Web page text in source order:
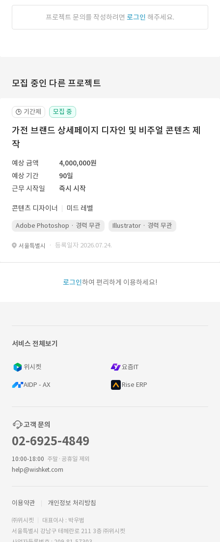
프로젝트 문의를 작성하려면 로그인 해주세요.
모집 중인 다른 프로젝트
🕒 기간제 모집 중
가전 브랜드 상세페이지 디자인 및 비주얼 콘텐츠 제
작
예상 금액
4,000,000원
예상 기간
90일
근무 시작일
즉시 시작
콘텐츠 디자이너 미드 레벨
Adobe Photoshop · 경력 무관 Illustrator · 경력 무관
서울특별시 · 등록일자 2026.07.24.
로그인하여 편리하게 이용하세요!
서비스 전체보기
위시켓 요즘IT
AIDP - AX Rise ERP
고객 문의
02-6925-4849
10:00-18:00 주말·공휴일 제외
help@wishket.com
이용약관 개인정보 처리방침
㈜위시켓
대표이사 : 박우범
서울특별시 강남구 테헤란로 211 3층 ㈜위시켓